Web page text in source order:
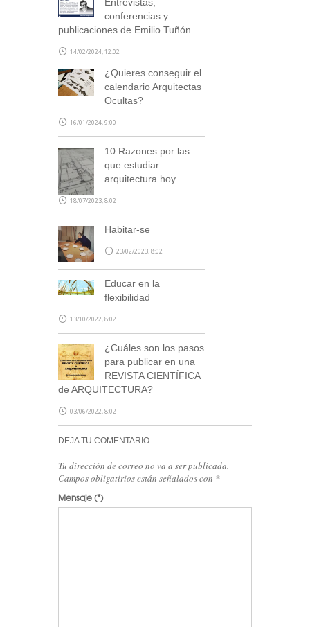
conferencias y
publicaciones de Emilio Tuñón
14/02/2024, 12:02
¿Quieres conseguir el
calendario Arquitectas
Ocultas?
16/01/2024, 9:00
10 Razones por las
que estudiar
arquitectura hoy
18/07/2023, 8:02
Habitar-se
23/02/2023, 8:02
Educar en la
flexibilidad
13/10/2022, 8:02
¿Cuáles son los pasos
para publicar en una
REVISTA CIENTÍFICA
de ARQUITECTURA?
03/06/2022, 8:02
DEJA TU COMENTARIO
Tu dirección de correo no va a ser publicada.
Campos obligatirios están señalados con *
Mensaje(*)